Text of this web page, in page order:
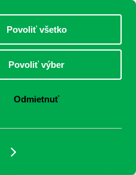
Povoliť všetko
Povoliť výber
Odmietnuť